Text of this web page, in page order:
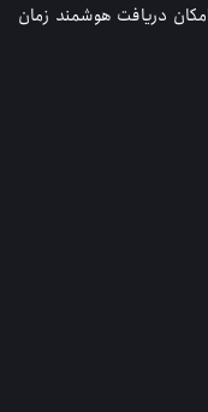
دریافت هوشمند زمان